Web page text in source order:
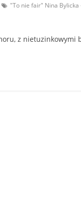
"To nie fair" Nina Bylicka
z